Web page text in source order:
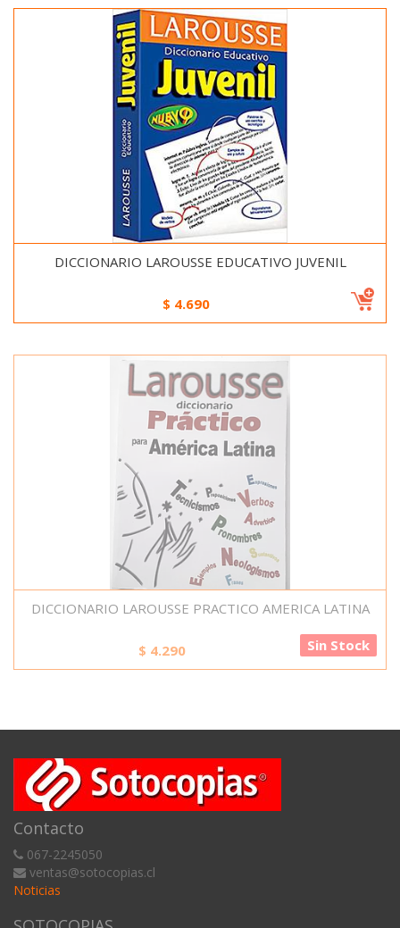
DICCIONARIO LAROUSSE EDUCATIVO JUVENIL
$ 4.690
DICCIONARIO LAROUSSE PRACTICO AMERICA LATINA
$ 4.290 Sin Stock
Contacto
067-2245050
ventas@sotocopias.cl
Noticias